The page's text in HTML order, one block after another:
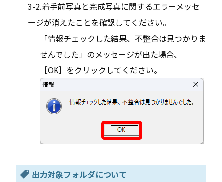
3-2.着手前写真と完成写真に関するエラーメッセ
ージが消えたことを確認してください。
「情報チェックした結果、不整合は見つかりま
せんでした」のメッセージが出た場合、
［OK］をクリックしてください。
出力対象フォルダについて